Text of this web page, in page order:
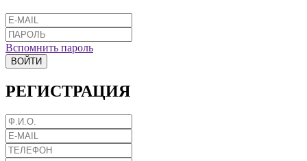
Вспомнить пароль
ВОЙТИ
РЕГИСТРАЦИЯ